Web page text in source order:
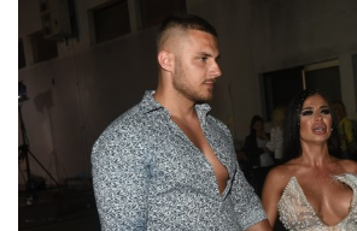
Gotovo 50 vatrogasaca gasi veliki
zapadu Slovačke
Starija žena istukla
razbojnika (19) i